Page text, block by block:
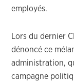
employés.
Lors du dernier
dénoncé ce
administration,
campagne